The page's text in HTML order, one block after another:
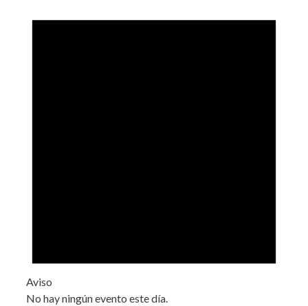
Aviso
No hay ningún evento este día.